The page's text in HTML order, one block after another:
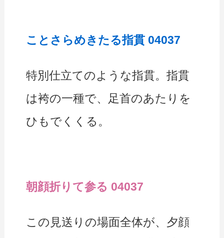
ことさらめきたる指貫 04037
特別仕立てのような指貫。指貫
は袴の一種で、足首のあたりを
ひもでくくる。
朝顔折りて参る 04037
この見送りの場面全体が、夕顔